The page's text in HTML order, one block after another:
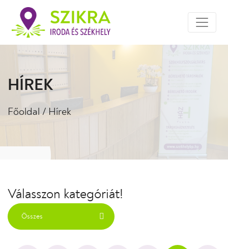
HÍREK
Főoldal / Hírek
Válasszon kategóriát!
Összes